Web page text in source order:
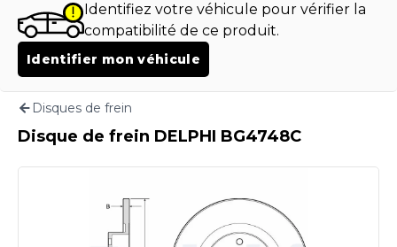
Identifiez votre véhicule pour vérifier la
compatibilité de ce produit.
Identifier mon véhicule
Disques de frein
Disque de frein DELPHI BG4748C